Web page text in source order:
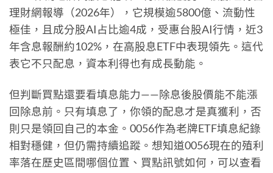
理財網報導（2026年），它規模逾5800億、流動性
極佳，且成分股AI占比逾4成，受惠台股AI行情，近3
年含息報酬約102%，在高股息ETF中表現領先。這代
表它不只配息，資本利得也有成長動能。
但判斷買點還要看填息能力——除息後股價能不能漲
回除息前。只有填息了，你領的配息才是真獲利，否
則只是領回自己的本金。0056作為老牌ETF填息紀錄
相對穩健，但仍需持續追蹤。想知道0056現在的殖利
率落在歷史區間哪個位置、買點訊號如何，可以查看